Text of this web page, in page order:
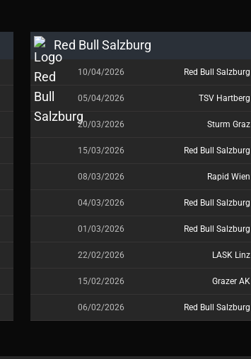
Red Bull Salzburg
10/04/2026 Red Bull Salzburg
05/04/2026 TSV Hartberg
20/03/2026 Sturm Graz
15/03/2026 Red Bull Salzburg
08/03/2026 Rapid Wien
04/03/2026 Red Bull Salzburg
01/03/2026 Red Bull Salzburg
22/02/2026 LASK Linz
15/02/2026 Grazer AK
06/02/2026 Red Bull Salzburg